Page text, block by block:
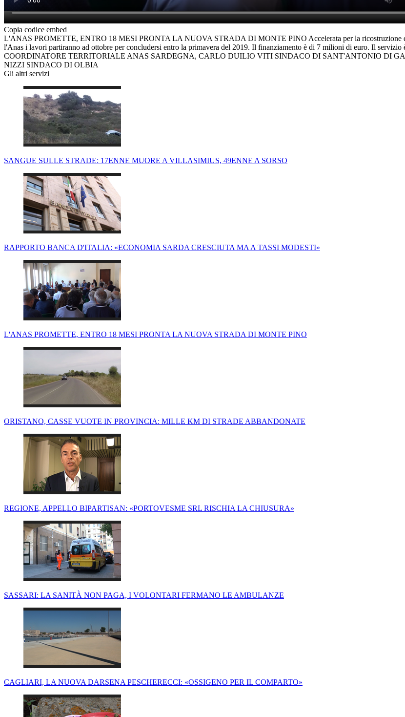
Copia codice embed
L'ANAS PROMETTE, ENTRO 18 MESI PRONTA LA NUOVA STRADA DI MONTE PINO Accelerata per la ricostruzione
l'Anas i lavori partiranno ad ottobre per concludersi entro la primavera del 2019. Il finanziamento è di 7 milioni di euro. Il
COORDINATORE TERRITORIALE ANAS SARDEGNA, CARLO DUILIO VITI SINDACO DI SANT'ANTONIO DI
NIZZI SINDACO DI OLBIA
Gli altri servizi
SANGUE SULLE STRADE: 17ENNE MUORE A VILLASIMIUS, 49ENNE A SORSO
RAPPORTO BANCA D'ITALIA: «ECONOMIA SARDA CRESCIUTA MA A TASSI MODESTI»
L'ANAS PROMETTE, ENTRO 18 MESI PRONTA LA NUOVA STRADA DI MONTE PINO
ORISTANO, CASSE VUOTE IN PROVINCIA: MILLE KM DI STRADE ABBANDONATE
REGIONE, APPELLO BIPARTISAN: «PORTOVESME SRL RISCHIA LA CHIUSURA»
SASSARI: LA SANITÀ NON PAGA, I VOLONTARI FERMANO LE AMBULANZE
CAGLIARI, LA NUOVA DARSENA PESCHERECCI: «OSSIGENO PER IL COMPARTO»